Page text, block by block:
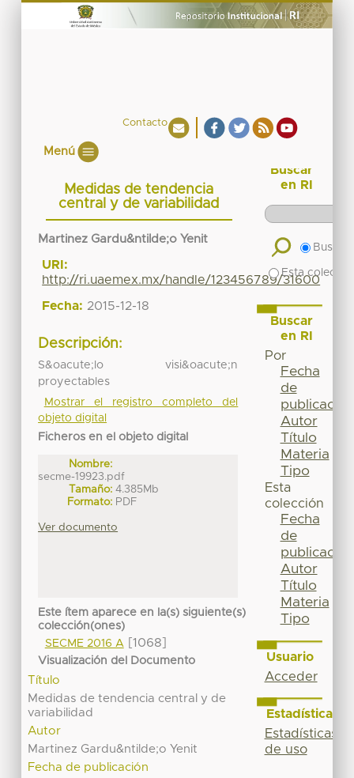
Contacto
Menú
Medidas de tendencia
central y de variabilidad
Martinez Gardu&ntilde;o Yenit
URI:
http://ri.uaemex.mx/handle/123456789/31600
Fecha: 2015-12-18
Descripción:
S&oacute;lo visi&oacute;n
proyectables
Mostrar el registro completo del
objeto digital
Ficheros en el objeto digital
Nombre:
secme-19923.pdf
Tamaño: 4.385Mb
Formato: PDF
Ver documento
Este ítem aparece en la(s) siguiente(s)
colección(ones)
SECME 2016 A[1068]
Visualización del Documento
Título
Medidas de tendencia central y de
variabilidad
Autor
Martinez Gardu&ntilde;o Yenit
Fecha de publicación
Buscar
en RI
Buscar
Esta
Buscar
en RI
Por
Fecha
de
publicación
Autor
Título
Materia
Tipo
Esta
colección
Fecha
de
publicación
Autor
Título
Materia
Tipo
Usuario
Acceder
Estadísticas
Estadísticas
de uso